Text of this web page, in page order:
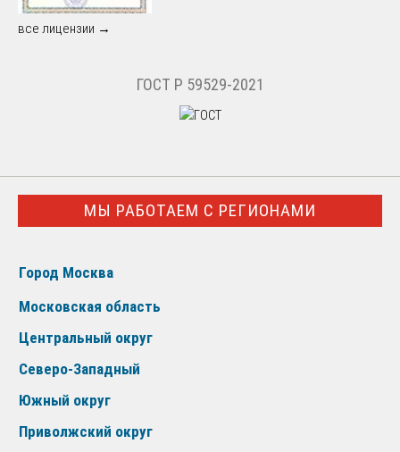
все лицензии →
ГОСТ Р 59529-2021
МЫ РАБОТАЕМ С РЕГИОНАМИ
Город Москва
Московская область
Центральный округ
Северо-Западный
Южный округ
Приволжский округ